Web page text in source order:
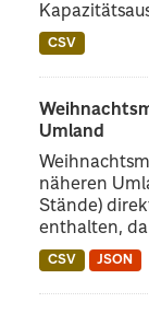
CSV
Umland
näheren
Stände)
enthalten,
CSV JSON